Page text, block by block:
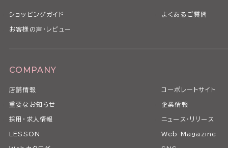
ショッピングガイド よくあるご質問
お客様の声・レビュー
COMPANY
店舗情報 コーポレートサイト
重要なお知らせ 企業情報
採用・求人情報 ニュース・リリース
LESSON Web Magazine